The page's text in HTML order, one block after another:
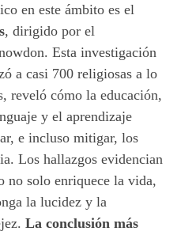
en este ámbito es el
, dirigido por el
Esta investigación
a casi 700 religiosas a lo
reveló cómo la educación,
y el aprendizaje
e incluso mitigar, los
Los hallazgos evidencian
no solo enriquece la vida,
la lucidez y la
La conclusión más